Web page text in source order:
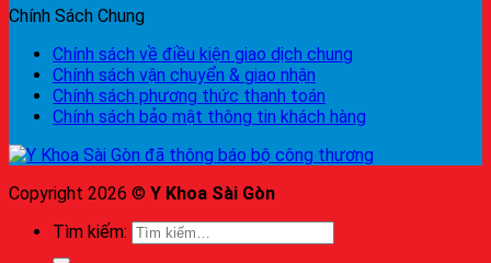
Chính Sách Chung
Chính sách về điều kiện giao dịch chung
Chính sách vận chuyển & giao nhận
Chính sách phương thức thanh toán
Chính sách bảo mật thông tin khách hàng
Copyright 2026 © Y Khoa Sài Gòn
Tìm kiếm: